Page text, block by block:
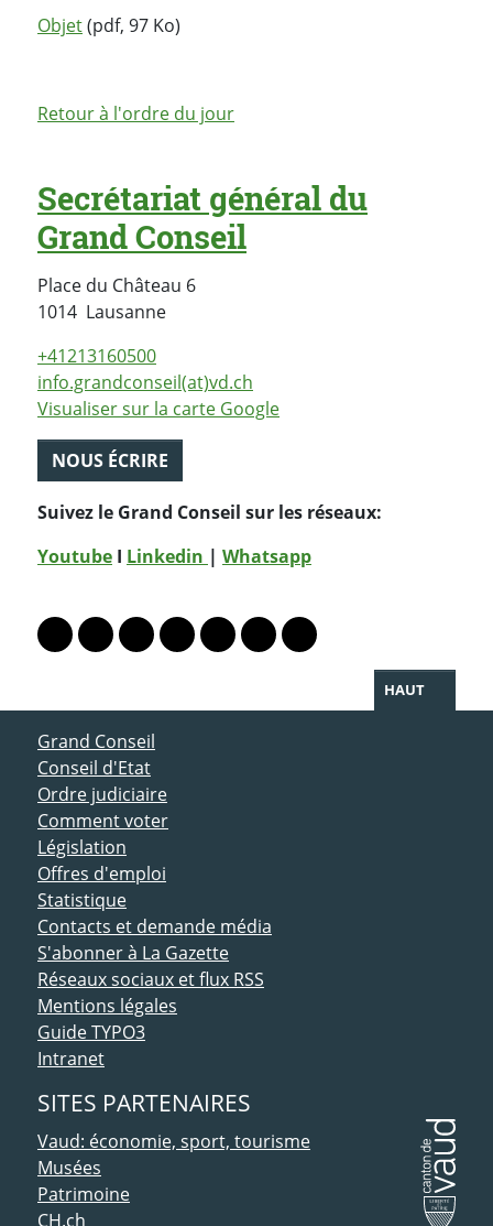
Objet(pdf, 97 Ko)
Retour à l'ordre du jour
Secrétariat général du
Grand Conseil
Place du Château 6
1014 LausanneSuisse
+41213160500
info.grandconseil(at)vd.ch
Visualiser sur la carte Google
NOUS ÉCRIRE
Suivez le Grand Conseil sur les réseaux:
Youtube I Linkedin | Whatsapp
Lien vers le profil Mastodon
Lien vers le profil Bluesky
Lien vers le profil Instagram
Lien vers le profil Linkedin
Lien vers le profil Facebook
Lien vers le profil Twitter
Partager par WhatsApp
HAUT
ACCÈS DIRECT
Grand Conseil
Conseil d'Etat
Ordre judiciaire
Comment voter
Législation
Offres d'emploi
Statistique
Contacts et demande média
S'abonner à La Gazette
Réseaux sociaux et flux RSS
Mentions légales
Guide TYPO3
Intranet
SITES PARTENAIRES
Vaud: économie, sport, tourisme
Musées
Patrimoine
CH.ch